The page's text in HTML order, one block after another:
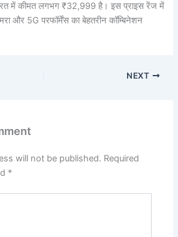
में कीमत लगभग ₹32,999 है। इस प्राइस रेंज में
और 5G परफॉर्मेंस का बेहतरीन कॉम्बिनेशन
NEXT
will not be published. Required
*